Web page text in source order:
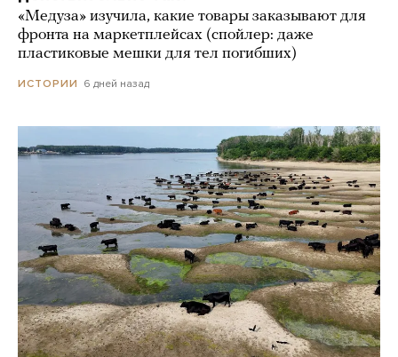
«Медуза» изучила, какие товары заказывают для
фронта на маркетплейсах (спойлер: даже
пластиковые мешки для тел погибших)
ИСТОРИИ 6 дней назад